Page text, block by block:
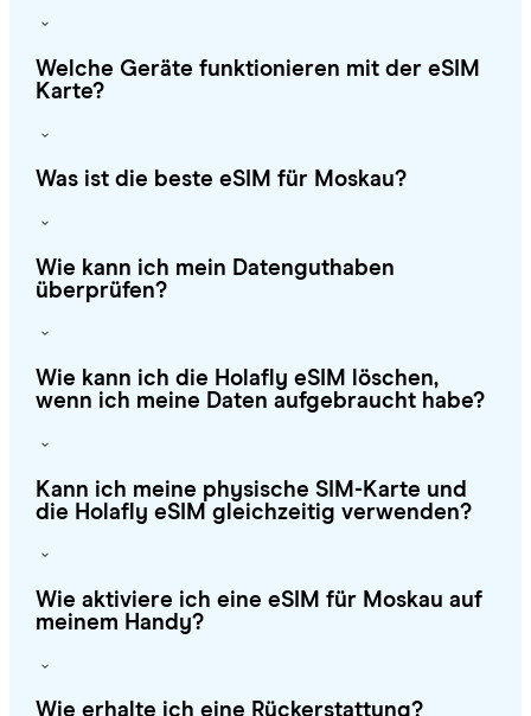
Welche Geräte funktionieren mit der eSIM
Karte?
Was ist die beste eSIM für Moskau?
Wie kann ich mein Datenguthaben
überprüfen?
Wie kann ich die Holafly eSIM löschen,
wenn ich meine Daten aufgebraucht habe?
Kann ich meine physische SIM-Karte und
die Holafly eSIM gleichzeitig verwenden?
Wie aktiviere ich eine eSIM für Moskau auf
meinem Handy?
Wie erhalte ich eine Rückerstattung?